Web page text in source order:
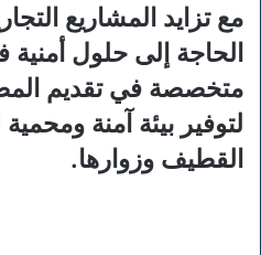
مع تزايد المشاريع
الحاجة إلى حلول
متخصصة في تقديم
لتوفير بيئة آمنة
القطيف وزوارها.